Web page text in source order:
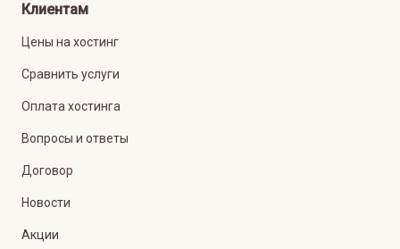
Клиентам
Цены на хостинг
Сравнить услуги
Оплата хостинга
Вопросы и ответы
Договор
Новости
Акции